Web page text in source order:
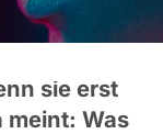
sie erst
meint: Was